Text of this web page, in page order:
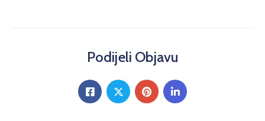
Podijeli Objavu